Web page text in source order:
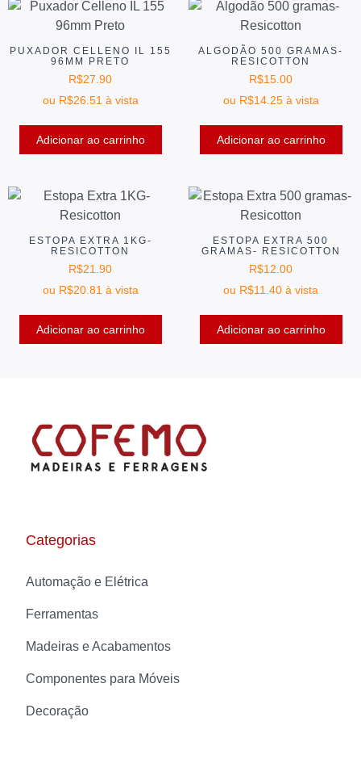
PUXADOR CELLENO IL 155
96MM PRETO
R$27.90
ou R$26.51 à vista
Adicionar ao carrinho
ALGODÃO 500 GRAMAS-
RESICOTTON
R$15.00
ou R$14.25 à vista
Adicionar ao carrinho
ESTOPA EXTRA 1KG-
RESICOTTON
R$21.90
ou R$20.81 à vista
Adicionar ao carrinho
ESTOPA EXTRA 500
GRAMAS- RESICOTTON
R$12.00
ou R$11.40 à vista
Adicionar ao carrinho
Categorias
Automação e Elétrica
Ferramentas
Madeiras e Acabamentos
Componentes para Móveis
Decoração